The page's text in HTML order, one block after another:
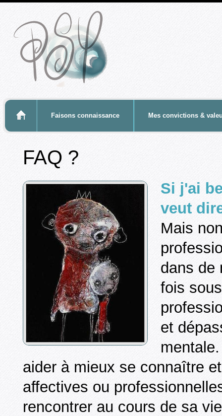
- Faisons connaissance Mes convictions &
FAQ ?
Si j'ai
veut
Mais
dans de
fois
et
aider à mieux se connaître
affectives ou
rencontrer au cours de sa